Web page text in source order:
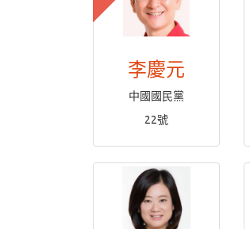
李慶元
中國國民黨
22號